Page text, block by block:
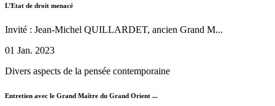
L’Etat de droit menacé
Invité : Jean-Michel QUILLARDET, ancien Grand M...
01 Jan. 2023
Divers aspects de la pensée contemporaine
Entretien avec le Grand Maître du Grand Orient ...